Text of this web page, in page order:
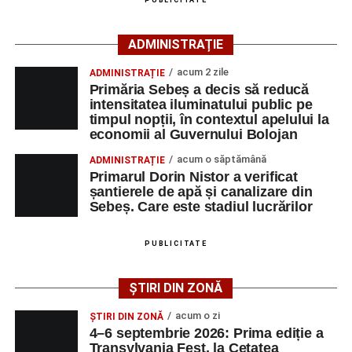
Lista publicată de AJOFM Alba include, pe lângă
denumirea posturilor vacante din Săsciori, și datele de
contact ale angajatorilor, precum numere de telefon și
adrese de e-mail, pentru ca persoanele interesate să
poată solicita detalii despre condițiile de angajare,
Mai jos puteți consulta lista completă a locurilor de
muncă disponibile în comuna Săsciori la data de 4
august 2026, precum și datele de contact ale
LMV
TELEFON/E-
OPERATOR LA
1 0752826367
ADMINISTRAȚIE
ADMINISTRAȚIE acum 2 zile
Primăria Sebeș a decis să reducă
intensitatea iluminatului public pe
timpul nopții, în contextul apelului la
economii al Guvernului Bolojan
ADMINISTRAȚIE acum o săptămână
Primarul Dorin Nistor a verificat
șantierele de apă și canalizare din
Sebeș. Care este stadiul lucrărilor
PUBLICITATE
ȘTIRI DIN ZONĂ
ȘTIRI DIN ZONĂ acum o zi
4–6 septembrie 2026: Prima ediție a
Transylvania Fest, la Cetatea